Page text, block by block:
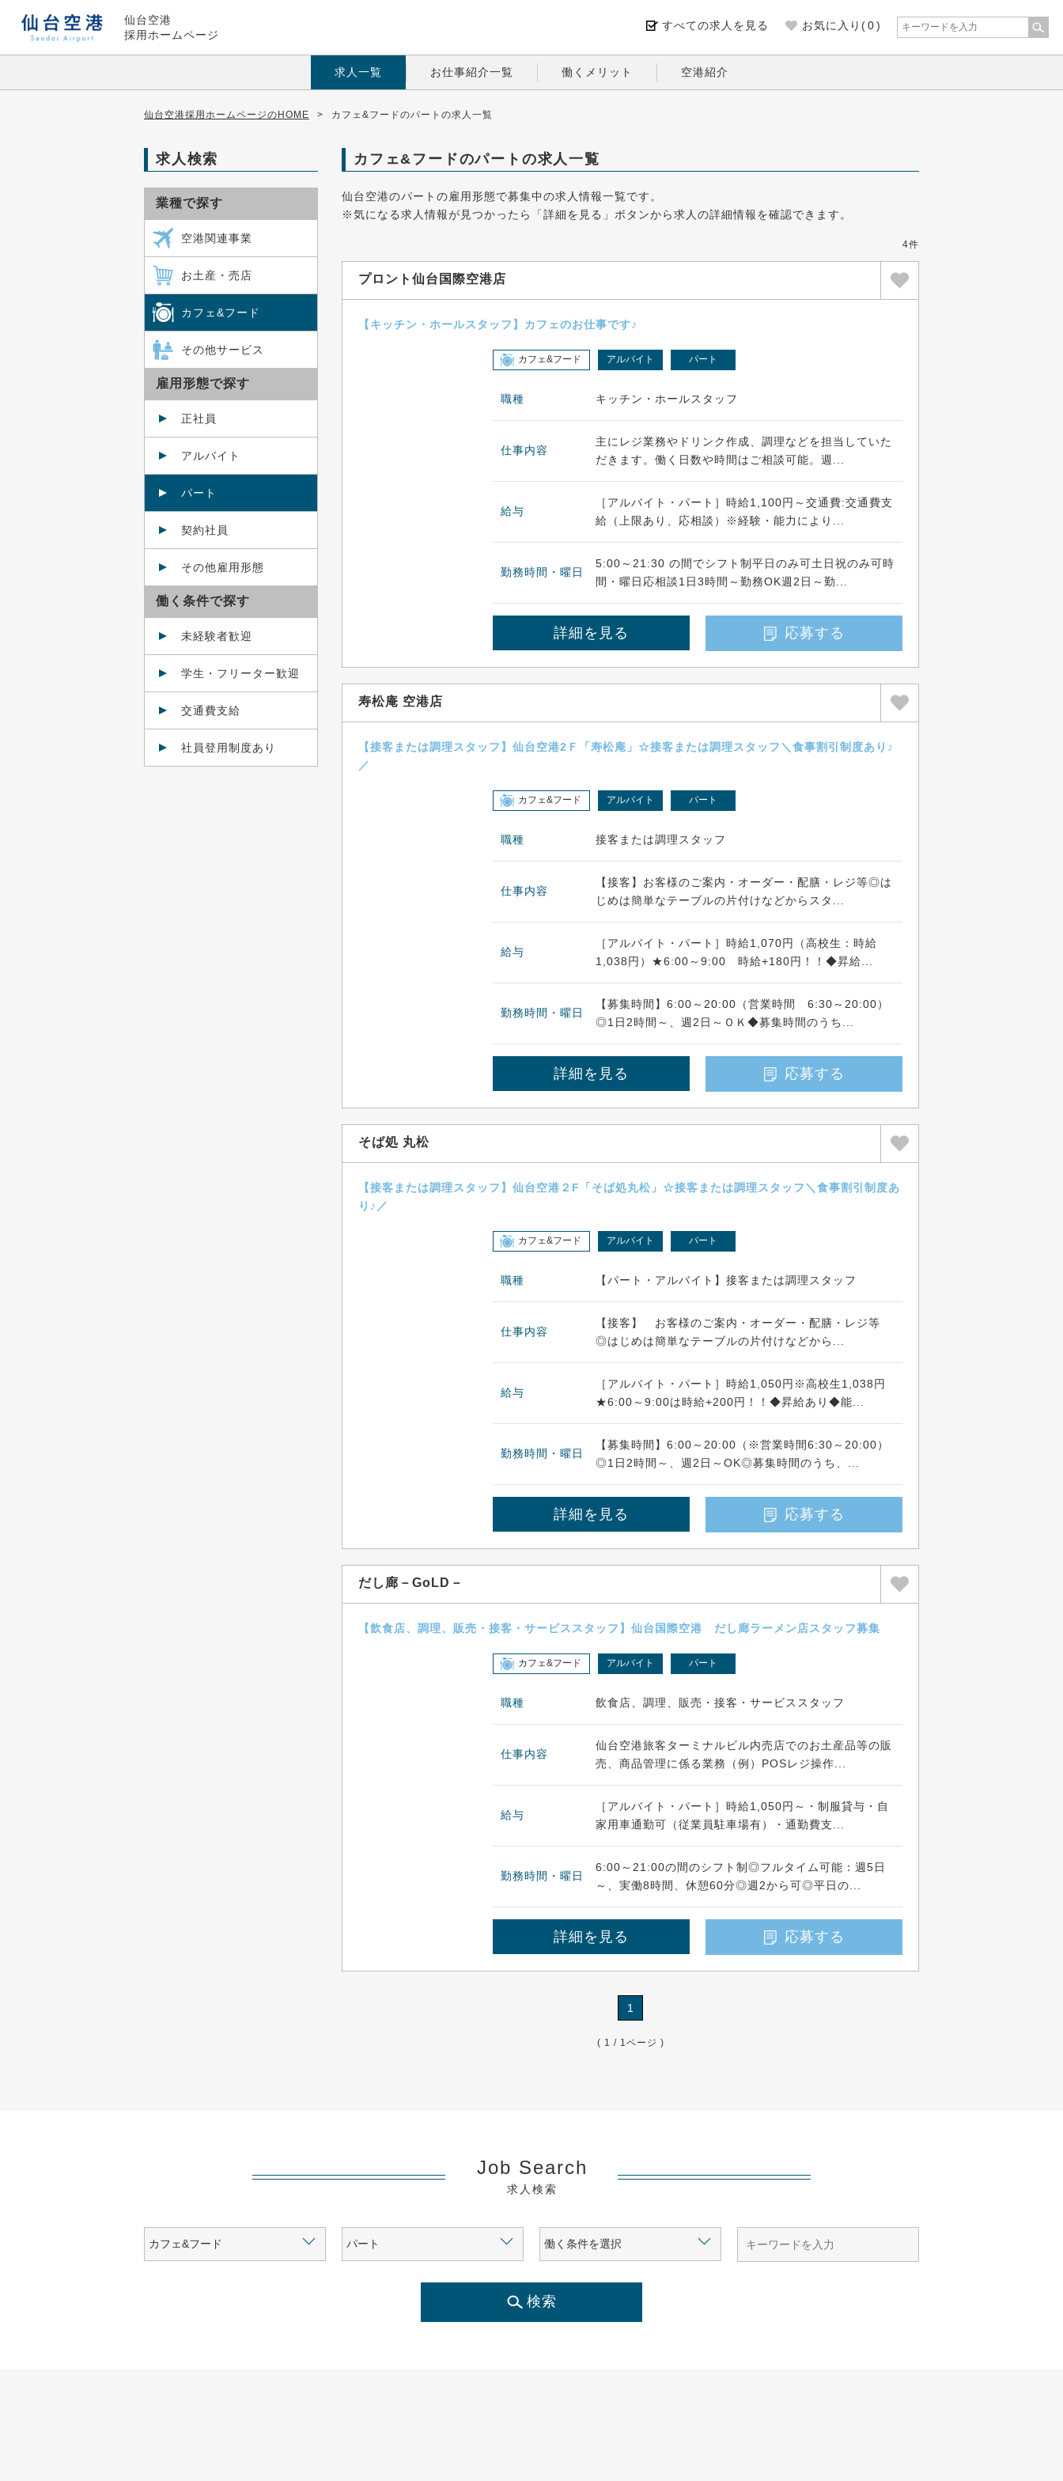
仙台空港
採用ホームページ
すべての求人を見る お気に入り(0)
求人一覧 お仕事紹介一覧 働くメリット 空港紹介
仙台空港採用ホームページのHOME > カフェ&フードのパートの求人一覧
求人検索
業種で探す
空港関連事業
お土産・売店
カフェ&フード
その他サービス
雇用形態で探す
正社員
アルバイト
パート
契約社員
その他雇用形態
働く条件で探す
未経験者歓迎
学生・フリーター歓迎
交通費支給
社員登用制度あり
カフェ&フードのパートの求人一覧
仙台空港のパートの雇用形態で募集中の求人情報一覧です。
※気になる求人情報が見つかったら「詳細を見る」ボタンから求人の詳細情報を確認できます。
4件
プロント仙台国際空港店
【キッチン・ホールスタッフ】カフェのお仕事です♪
カフェ&フード アルバイト パート
職種 キッチン・ホールスタッフ
仕事内容
主にレジ業務やドリンク作成、調理などを担当していた
だきます。働く日数や時間はご相談可能。週...
給与
［アルバイト・パート］時給1,100円～交通費:交通費支
給（上限あり、応相談）※経験・能力により...
勤務時間・曜日
5:00～21:30 の間でシフト制平日のみ可土日祝のみ可時
間・曜日応相談1日3時間～勤務OK週2日～勤...
詳細を見る 応募する
寿松庵 空港店
【接客または調理スタッフ】仙台空港2Ｆ「寿松庵」☆接客または調理スタッフ＼食事割引制度あり♪
／
カフェ&フード アルバイト パート
職種 接客または調理スタッフ
仕事内容
【接客】お客様のご案内・オーダー・配膳・レジ等◎は
じめは簡単なテーブルの片付けなどからスタ...
給与
［アルバイト・パート］時給1,070円（高校生：時給
1,038円）★6:00～9:00 時給+180円！！◆昇給...
勤務時間・曜日
【募集時間】6:00～20:00（営業時間 6:30～20:00）
◎1日2時間～、週2日～ＯＫ◆募集時間のうち...
詳細を見る 応募する
そば処 丸松
【接客または調理スタッフ】仙台空港２F「そば処丸松」☆接客または調理スタッフ＼食事割引制度あ
り♪／
カフェ&フード アルバイト パート
職種 【パート・アルバイト】接客または調理スタッフ
仕事内容
【接客】 お客様のご案内・オーダー・配膳・レジ等
◎はじめは簡単なテーブルの片付けなどから...
給与
［アルバイト・パート］時給1,050円※高校生1,038円
★6:00～9:00は時給+200円！！◆昇給あり◆能...
勤務時間・曜日
【募集時間】6:00～20:00（※営業時間6:30～20:00）
◎1日2時間～、週2日～OK◎募集時間のうち、...
詳細を見る 応募する
だし廊－GoLD－
【飲食店、調理、販売・接客・サービススタッフ】仙台国際空港 だし廊ラーメン店スタッフ募集
カフェ&フード アルバイト パート
職種 飲食店、調理、販売・接客・サービススタッフ
仕事内容
仙台空港旅客ターミナルビル内売店でのお土産品等の販
売、商品管理に係る業務（例）POSレジ操作...
給与
［アルバイト・パート］時給1,050円～・制服貸与・自
家用車通勤可（従業員駐車場有）・通勤費支...
勤務時間・曜日
6:00～21:00の間のシフト制◎フルタイム可能：週5日
～、実働8時間、休憩60分◎週2から可◎平日の...
詳細を見る 応募する
1
( 1 / 1ページ )
Job Search
求人検索
検索